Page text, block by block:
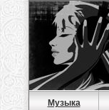
Музыка